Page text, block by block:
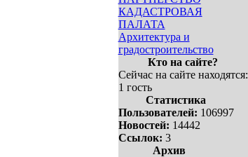
КАДАСТРОВАЯ
ПАЛАТА
Архитектура и
градостроительство
Кто на сайте?
Сейчас на сайте находятся:
1 гость
Статистика
Пользователей: 106997
Новостей: 14442
Ссылок: 3
Архив